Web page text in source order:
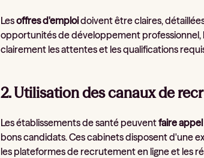
Lesoffres d'emploidoivent être claires,
opportunités de développement professionnel,
clairement les attentes et les qualifications
2. Utilisation des canaux de
Les établissements de santé peuventfaire
bons candidats. Ces cabinets disposent d'une
les plateformes de recrutement en ligne et les